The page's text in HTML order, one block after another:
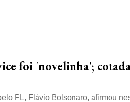
foi 'novelinha';
PL, Flávio Bolsonaro, afirmou